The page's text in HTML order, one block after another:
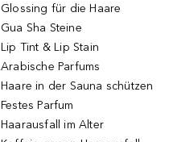
Glossing für die Haare
Gua Sha Steine
Lip Tint & Lip Stain
Arabische Parfums
Haare in der Sauna schützen
Festes Parfum
Haarausfall im Alter